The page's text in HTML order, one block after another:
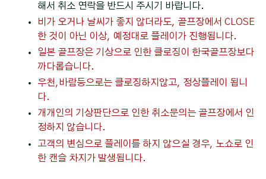
해서 취소 연락을 반드시 주시기 바랍니다.
비가 오거나 날씨가 좋지 않더라도, 골프장에서 CLOSE
한 것이 아닌 이상, 예정대로 플레이가 진행됩니다.
일본 골프장은 기상으로 인한 클로징이 한국골프장보다
까다롭습니다.
우천,바람등으로는 클로징하지않고, 정상플레이 됩니
다.
개개인의 기상판단으로 인한 취소문의는 골프장에서 인
정하지 않습니다.
고객의 변심으로 플레이를 하지 않으실 경우, 노쇼로 인
한 캔슬 차지가 발생됩니다.